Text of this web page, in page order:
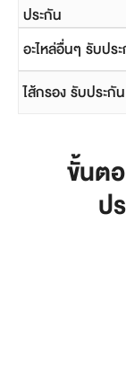
ประกัน
อะไหล่อื่นๆ รับปร
ไส้กรอง รับประกัน
ขั้นต
ป